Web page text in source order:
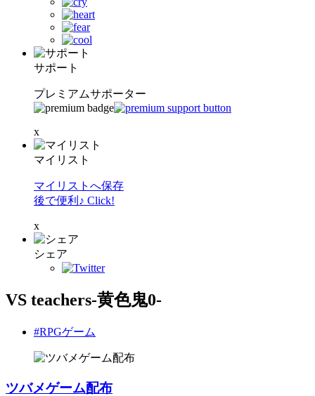
サポート
プレミアムサポーター
x
マイリスト
マイリストへ保存
後で便利♪ Click!
x
シェア
VS teachers-黄色鬼0-
#RPGゲーム
ツバメゲーム配布